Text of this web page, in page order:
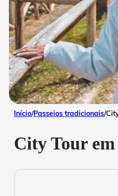
Início/Passeios tradicionais/
City Tour em